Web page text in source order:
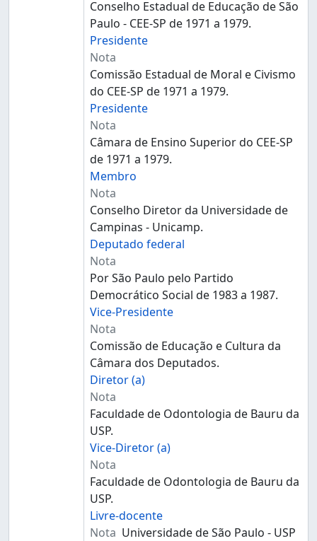
Conselho Estadual de Educação de São
Paulo - CEE-SP de 1971 a 1979.
Presidente
Nota
Comissão Estadual de Moral e Civismo
do CEE-SP de 1971 a 1979.
Presidente
Nota
Câmara de Ensino Superior do CEE-SP
de 1971 a 1979.
Membro
Nota
Conselho Diretor da Universidade de
Campinas - Unicamp.
Deputado federal
Nota
Por São Paulo pelo Partido
Democrático Social de 1983 a 1987.
Vice-Presidente
Nota
Comissão de Educação e Cultura da
Câmara dos Deputados.
Diretor (a)
Nota
Faculdade de Odontologia de Bauru da
USP.
Vice-Diretor (a)
Nota
Faculdade de Odontologia de Bauru da
USP.
Livre-docente
Nota Universidade de São Paulo - USP